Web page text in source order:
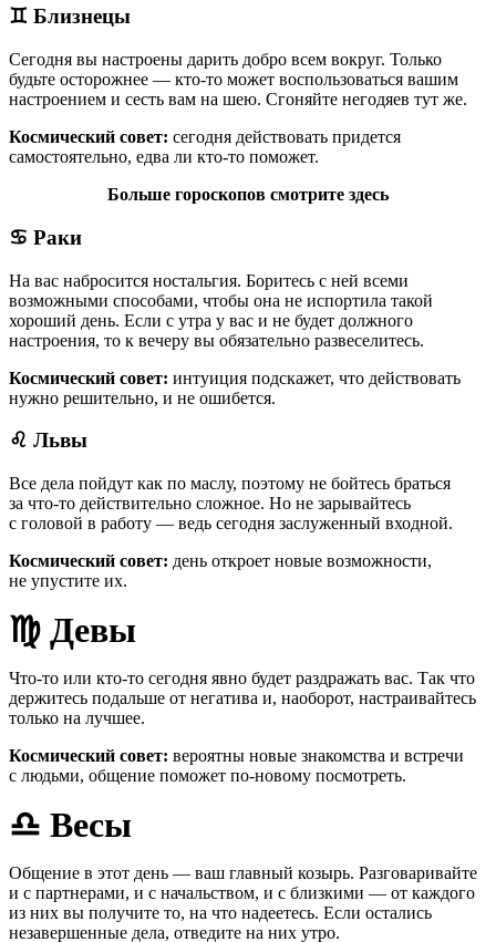
♊ Близнецы
Сегодня вы настроены дарить добро всем вокруг. Только
будьте осторожнее — кто-то может воспользоваться вашим
настроением и сесть вам на шею. Сгоняйте негодяев тут же.
Космический совет: сегодня действовать придется
самостоятельно, едва ли кто-то поможет.
Больше гороскопов смотрите здесь
♋ Раки
На вас набросится ностальгия. Боритесь с ней всеми
возможными способами, чтобы она не испортила такой
хороший день. Если с утра у вас и не будет должного
настроения, то к вечеру вы обязательно развеселитесь.
Космический совет: интуиция подскажет, что действовать
нужно решительно, и не ошибется.
♌ Львы
Все дела пойдут как по маслу, поэтому не бойтесь браться
за что-то действительно сложное. Но не зарывайтесь
с головой в работу — ведь сегодня заслуженный входной.
Космический совет: день откроет новые возможности,
не упустите их.
♍ Девы
Что-то или кто-то сегодня явно будет раздражать вас. Так что
держитесь подальше от негатива и, наоборот, настраивайтесь
только на лучшее.
Космический совет: вероятны новые знакомства и встречи
с людьми, общение поможет по-новому посмотреть.
♎ Весы
Общение в этот день — ваш главный козырь. Разговаривайте
и с партнерами, и с начальством, и с близкими — от каждого
из них вы получите то, на что надеетесь. Если остались
незавершенные дела, отведите на них утро.